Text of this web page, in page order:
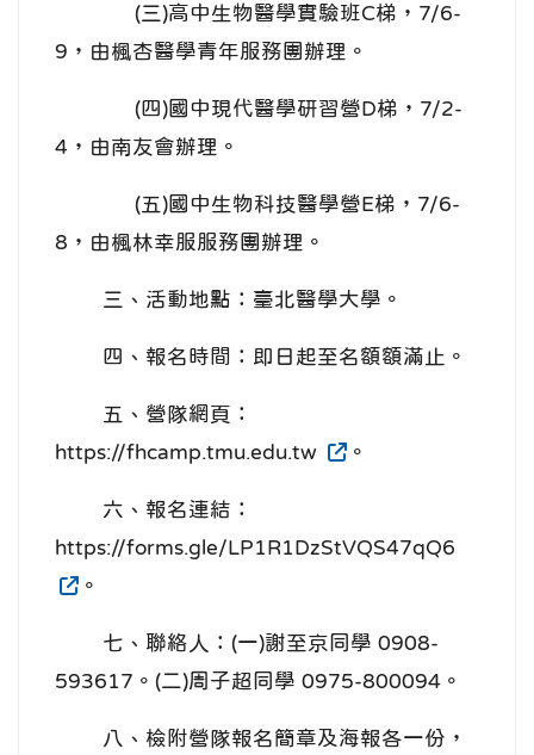
(三)高中生物醫學實驗班C梯，7/6-
9，由楓杏醫學青年服務團辦理。
(四)國中現代醫學研習營D梯，7/2-
4，由南友會辦理。
(五)國中生物科技醫學營E梯，7/6-
8，由楓林幸服服務團辦理。
三、活動地點：臺北醫學大學。
四、報名時間：即日起至名額額滿止。
五、營隊網頁：
https://fhcamp.tmu.edu.tw
。
六、報名連結：
https://forms.gle/LP1R1DzStVQS47qQ6
。
七、聯絡人：(一)謝至京同學 0908-
593617。(二)周子超同學 0975-800094。
八、檢附營隊報名簡章及海報各一份，